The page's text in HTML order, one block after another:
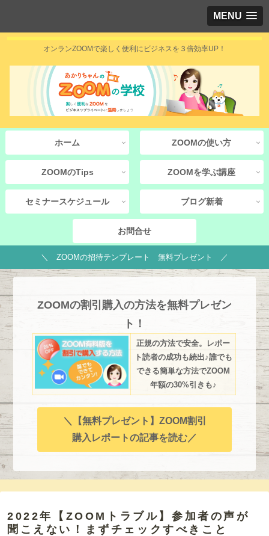
MENU
オンランZOOMで楽しく便利にビジネスを３倍効率UP！
ホーム ZOOMの使い方
ZOOMのTips ZOOMを学ぶ講座
セミナースケジュール ブログ新着
お問合せ
＼ ZOOMの招待テンプレート 無料プレゼント ／
ZOOMの割引購入の方法を無料プレゼン
ト！
正規の方法で安全。レポー
ト読者の成功も続出♪誰でも
できる簡単な方法でZOOM
年額の30%引きも♪
＼【無料プレゼント】ZOOM割引
購入レポートの記事を読む／
2022年【ZOOMトラブル】参加者の声が
聞こえない！まずチェックすべきこと